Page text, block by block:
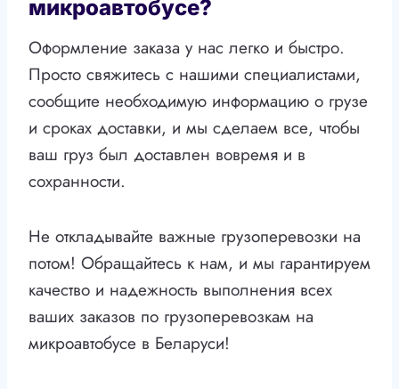
микроавтобусе?
Оформление заказа у нас легко и быстро.
Просто свяжитесь с нашими специалистами,
сообщите необходимую информацию о грузе
и сроках доставки, и мы сделаем все, чтобы
ваш груз был доставлен вовремя и в
сохранности.
Не откладывайте важные грузоперевозки на
потом! Обращайтесь к нам, и мы гарантируем
качество и надежность выполнения всех
ваших заказов по грузоперевозкам на
микроавтобусе в Беларуси!